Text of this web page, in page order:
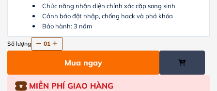
Chức năng nhận diện chính xác cặp song sinh
Cảnh báo đột nhập, chống hack và phá khóa
Bảo hành: 3 năm
Số lượng 01
Mua ngay
MIỄN PHÍ GIAO HÀNG